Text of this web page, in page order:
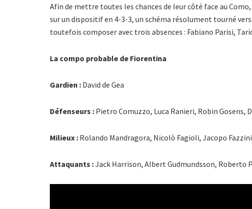
Afin de mettre toutes les chances de leur côté face au
sur un dispositif en 4-3-3, un schéma résolument tourné
toutefois composer avec trois absences : Fabiano Parisi,
La compo probable de Fiorentina
Gardien : David de Gea
Défenseurs : Pietro Comuzzo, Luca Ranieri, Robin Gosens,
Milieux : Rolando Mandragora, Nicolò Fagioli, Jacopo
Attaquants :Jack Harrison, Albert Gudmundsson, Roberto